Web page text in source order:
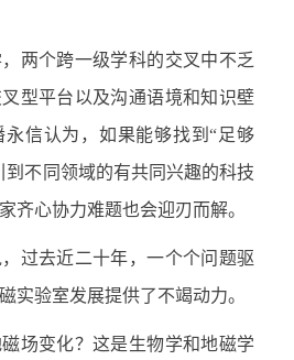
两个跨一级学科的交叉中不乏
型平台以及沟通语境和知识壁
信认为，如果能够找到“足够
到不同领域的有共同兴趣的科技
齐心协力难题也会迎刃而解。
过去近二十年，一个个问题驱
实验室发展提供了不竭动力。
场变化？这是生物学和地磁学